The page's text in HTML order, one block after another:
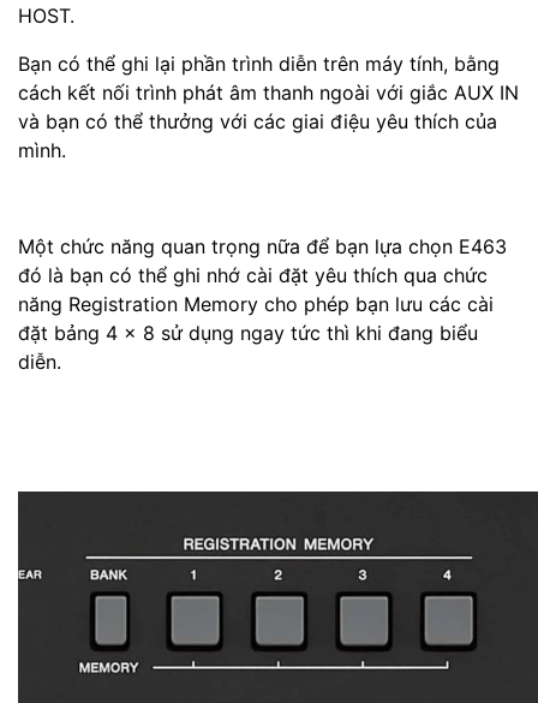
HOST.
Bạn có thể ghi lại phần trình diễn trên máy tính, bằng
cách kết nối trình phát âm thanh ngoài với giắc AUX IN
và bạn có thể thưởng với các giai điệu yêu thích của
mình.
Một chức năng quan trọng nữa để bạn lựa chọn E463
đó là bạn có thể ghi nhớ cài đặt yêu thích qua chức
năng Registration Memory cho phép bạn lưu các cài
đặt bảng 4 x 8 sử dụng ngay tức thì khi đang biểu
diễn.